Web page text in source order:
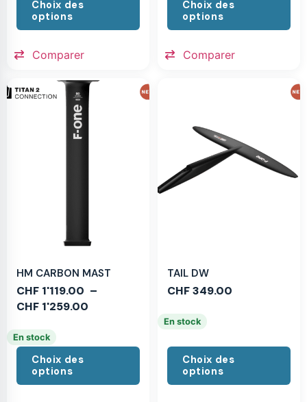
Choix des
options
Comparer
Choix des
options
Comparer
HM CARBON MAST
CHF 1'119.00 –
CHF 1'259.00
En stock
Choix des
options
TAIL DW
CHF349.00
En stock
Choix des
options